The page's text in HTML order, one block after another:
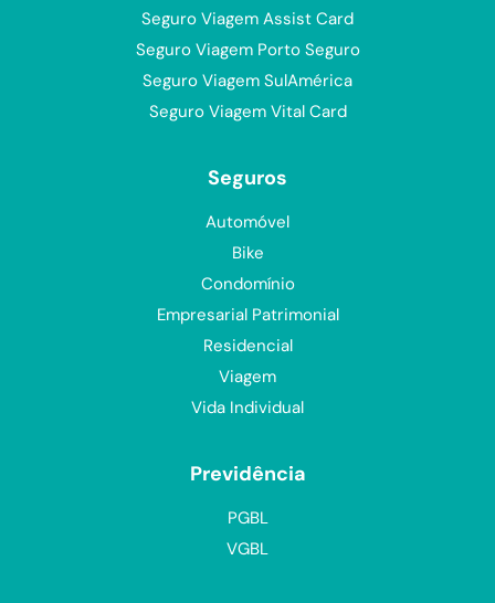
Seguro Viagem Assist Card
Seguro Viagem Porto Seguro
Seguro Viagem SulAmérica
Seguro Viagem Vital Card
Seguros
Automóvel
Bike
Condomínio
Empresarial Patrimonial
Residencial
Viagem
Vida Individual
Previdência
PGBL
VGBL